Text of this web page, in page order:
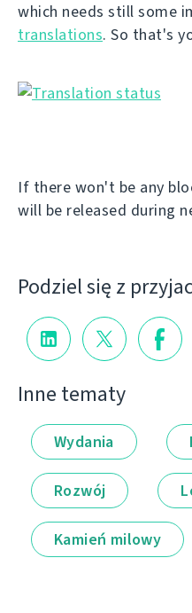
which needs still some
translations. So that's
If there won't be any
will be released during
Podziel się z
Inne tematy
Wydania
Rozwój
Kamień milowy